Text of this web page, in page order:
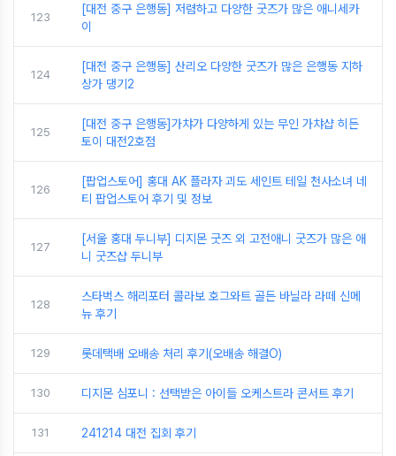
123
[대전 중구 은행동] 저렴하고 다양한 굿즈가 많은 애니세카
이
124
[대전 중구 은행동] 산리오 다양한 굿즈가 많은 은행동 지하
상가 댕기2
125
[대전 중구 은행동]가챠가 다양하게 있는 무인 가챠샵 히든
토이 대전2호점
126
[팝업스토어] 홍대 AK 플라자 괴도 세인트 테일 천사소녀 네
티 팝업스토어 후기 및 정보
127
[서울 홍대 두니부] 디지몬 굿즈 외 고전애니 굿즈가 많은 애
니 굿즈샵 두니부
128
스타벅스 해리포터 콜라보 호그와트 골든 바닐라 라떼 신메
뉴 후기
129 롯데택배 오배송 처리 후기(오배송 해결O)
130 디지몬 심포니 : 선택받은 아이들 오케스트라 콘서트 후기
131 241214 대전 집회 후기